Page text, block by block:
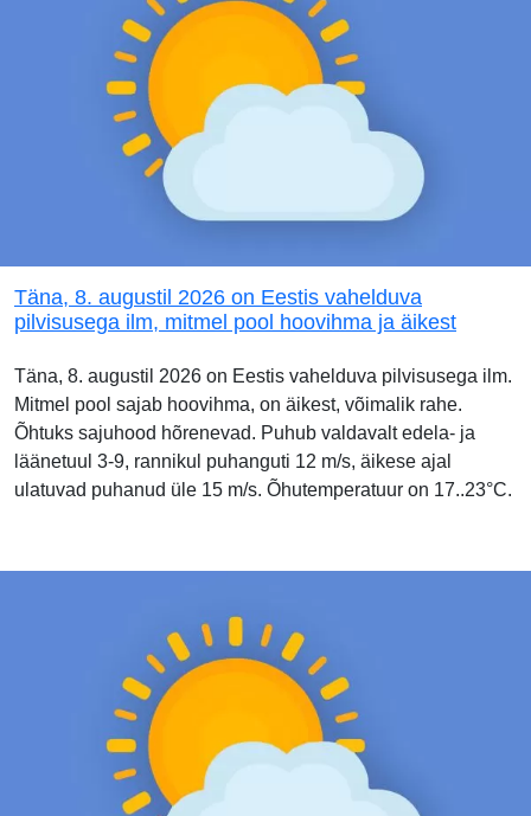
Täna, 8. augustil 2026 on Eestis vahelduva
pilvisusega ilm, mitmel pool hoovihma ja äikest
Täna, 8. augustil 2026 on Eestis vahelduva pilvisusega ilm.
Mitmel pool sajab hoovihma, on äikest, võimalik rahe.
Õhtuks sajuhood hõrenevad. Puhub valdavalt edela- ja
läänetuul 3-9, rannikul puhanguti 12 m/s, äikese ajal
ulatuvad puhanud üle 15 m/s. Õhutemperatuur on 17..23°C.